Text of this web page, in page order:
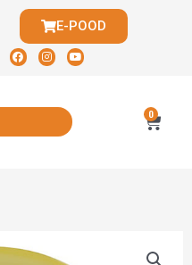
E-POOD
0